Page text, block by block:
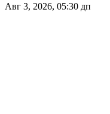
Авг 3, 2026, 05:30 дп